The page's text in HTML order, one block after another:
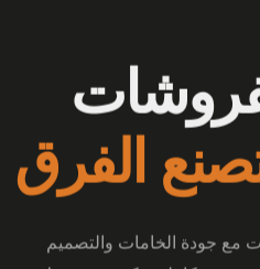
الفرق
جودة الخامات والتصميم